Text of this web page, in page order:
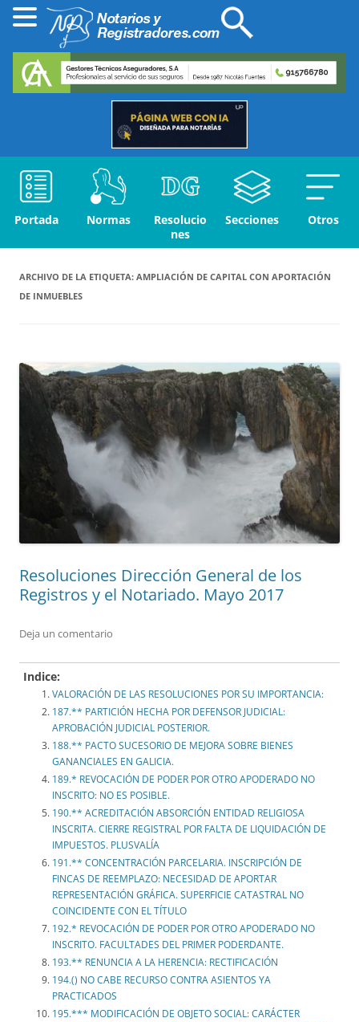
Portada Normas
Resolucio
nes
Secciones Otros
ARCHIVO DE LA ETIQUETA: AMPLIACIÓN DE CAPITAL CON APORTACIÓN
DE INMUEBLES
Resoluciones Dirección General de los
Registros y el Notariado. Mayo 2017
Deja un comentario
Indice:
VALORACIÓN DE LAS RESOLUCIONES POR SU IMPORTANCIA:
187.** PARTICIÓN HECHA POR DEFENSOR JUDICIAL:
APROBACIÓN JUDICIAL POSTERIOR.
188.** PACTO SUCESORIO DE MEJORA SOBRE BIENES
GANANCIALES EN GALICIA.
189.* REVOCACIÓN DE PODER POR OTRO APODERADO NO
INSCRITO: NO ES POSIBLE.
190.** ACREDITACIÓN ABSORCIÓN ENTIDAD RELIGIOSA
INSCRITA. CIERRE REGISTRAL POR FALTA DE LIQUIDACIÓN DE
IMPUESTOS. PLUSVALÍA
191.** CONCENTRACIÓN PARCELARIA. INSCRIPCIÓN DE
FINCAS DE REEMPLAZO: NECESIDAD DE APORTAR
REPRESENTACIÓN GRÁFICA. SUPERFICIE CATASTRAL NO
COINCIDENTE CON EL TÍTULO
192.* REVOCACIÓN DE PODER POR OTRO APODERADO NO
INSCRITO. FACULTADES DEL PRIMER PODERDANTE.
193.** RENUNCIA A LA HERENCIA: RECTIFICACIÓN
194.() NO CABE RECURSO CONTRA ASIENTOS YA
PRACTICADOS
195.*** MODIFICACIÓN DE OBJETO SOCIAL: CARÁCTER